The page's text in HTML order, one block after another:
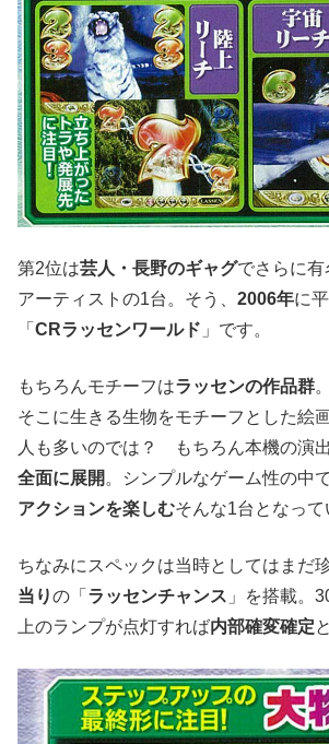
第2位は芸人・長野のギャグでさらに
アーティストの1台。そう、 2006年に
「 CRラッセンワールド 」です。
もちろんモチーフはラッセンの作品群
そこに生きる生物をモチーフとした絵
人も多いのでは？ もちろん本機の演
全面に展開。シンプルなゲーム性の中
アクションを楽しむそんな1台となって
ちなみにスペックは当時としてはまだ
当りの「 ラッセンチャンス 」を搭載。
上のランプが点灯すれば内部確変確定